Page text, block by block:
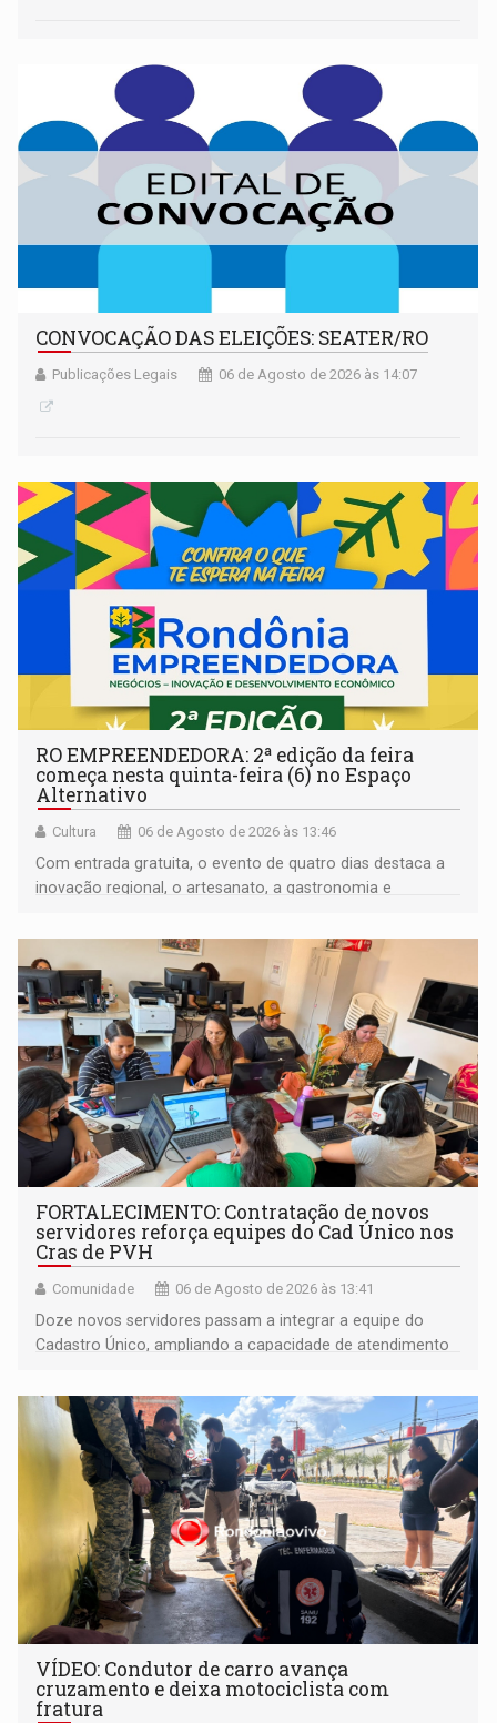
CONVOCAÇÃO DAS ELEIÇÕES: SEATER/RO
Publicações Legais 06 de Agosto de 2026 às 14:07
RO EMPREENDEDORA: 2ª edição da feira
começa nesta quinta-feira (6) no Espaço
Alternativo
Cultura 06 de Agosto de 2026 às 13:46
Com entrada gratuita, o evento de quatro dias destaca a
inovação regional, o artesanato, a gastronomia e
FORTALECIMENTO: Contratação de novos
servidores reforça equipes do Cad Único nos
Cras de PVH
Comunidade 06 de Agosto de 2026 às 13:41
Doze novos servidores passam a integrar a equipe do
Cadastro Único, ampliando a capacidade de atendimento
VÍDEO: Condutor de carro avança
cruzamento e deixa motociclista com
fratura